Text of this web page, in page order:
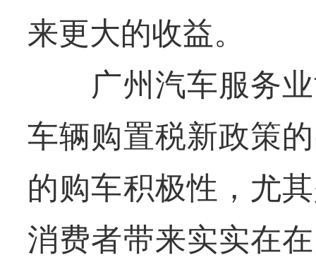
来更大的收益。
广州汽车服务业
车辆购置税新政策
的购车积极性，尤
消费者带来实实在